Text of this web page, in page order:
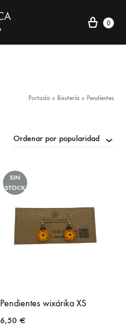
0
Portada » Bisutería » Pendientes
Ordenar por popularidad
SIN
STOCK
Pendientes wixárika XS
6,50 €